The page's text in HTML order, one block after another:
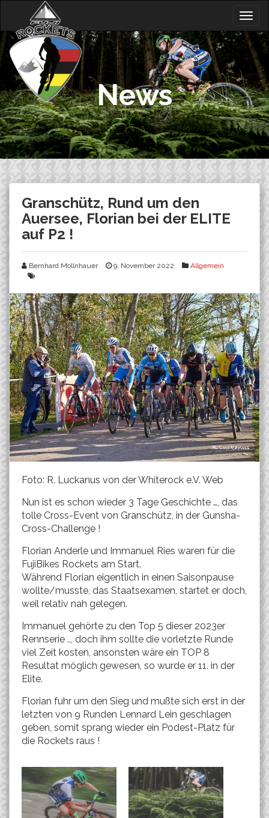
content
News
Granschütz, Rund um den
Auersee, Florian bei der ELITE
auf P2 !
Bernhard Mollnhauer 9. November 2022 Allgemein
Foto: R. Luckanus von der Whiterock e.V. Web
Nun ist es schon wieder 3 Tage Geschichte …, das
tolle Cross-Event von Granschütz, in der Gunsha-
Cross-Challenge !
Florian Anderle und Immanuel Ries waren für die
FujiBikes Rockets am Start.
Während Florian eigentlich in einen Saisonpause
wollte/musste, das Staatsexamen, startet er doch,
weil relativ nah gelegen.
Immanuel gehörte zu den Top 5 dieser 2023er
Rennserie .., doch ihm sollte die vorletzte Runde
viel Zeit kosten, ansonsten wäre ein TOP 8
Resultat möglich gewesen, so wurde er 11. in der
Elite.
Florian fuhr um den Sieg und mußte sich erst in der
letzten von 9 Runden Lennard Lein geschlagen
geben, somit sprang wieder ein Podest-Platz für
die Rockets raus !